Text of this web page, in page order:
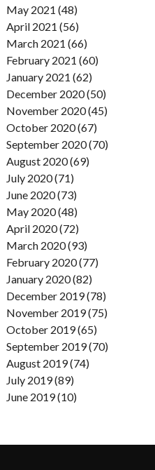
May 2021 (48)
April 2021 (56)
March 2021 (66)
February 2021 (60)
January 2021 (62)
December 2020 (50)
November 2020 (45)
October 2020 (67)
September 2020 (70)
August 2020 (69)
July 2020 (71)
June 2020 (73)
May 2020 (48)
April 2020 (72)
March 2020 (93)
February 2020 (77)
January 2020 (82)
December 2019 (78)
November 2019 (75)
October 2019 (65)
September 2019 (70)
August 2019 (74)
July 2019 (89)
June 2019 (10)